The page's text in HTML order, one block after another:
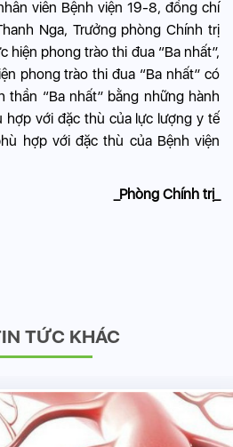
viên Bệnh viện 19-8, đồng chí
Nga, Trưởng phòng Chính trị
hiện phong trào thi đua “Ba nhất”,
phong trào thi đua “Ba nhất” có
thần “Ba nhất” bằng những hành
với đặc thù của lực lượng y tế
hợp với đặc thù của Bệnh viện
_Phòng Chính trị_
TỨC KHÁC